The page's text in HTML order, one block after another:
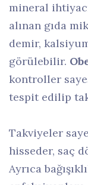
mineral
alınan gıda
demir,
görülebilir.
kontroller
tespit edilip
Takviyeler
hisseder, saç
Ayrıca